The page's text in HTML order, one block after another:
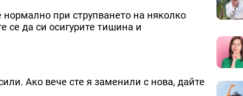
при струпването на няколко
се да си осигурите тишина и
Ако вече сте я заменили с нова, дайте